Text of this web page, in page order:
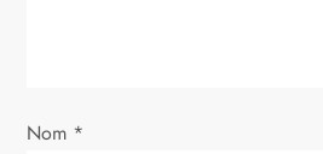
’
Nom *